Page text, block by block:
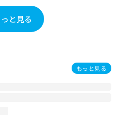
と見る
もっと見る